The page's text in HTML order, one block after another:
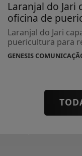
Laranjal do Jari
oficina de
Laranjal do Jari
puericultura para
GENESIS